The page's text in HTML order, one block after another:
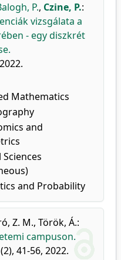
P., Czine, P.:
vizsgálata a
- egy diszkrét
Mathematics
and
Sciences
and Probability
Z. M., Török, Á.:
campuson.
41-56, 2022.